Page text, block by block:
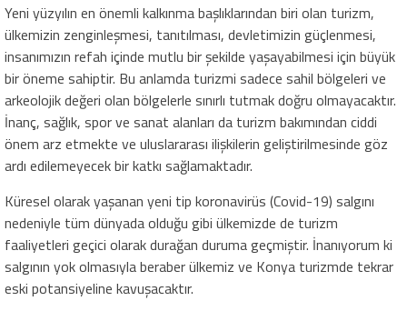
Yeni yüzyılın en önemli kalkınma başlıklarından biri olan turizm,
ülkemizin zenginleşmesi, tanıtılması, devletimizin güçlenmesi,
insanımızın refah içinde mutlu bir şekilde yaşayabilmesi için büyük
bir öneme sahiptir. Bu anlamda turizmi sadece sahil bölgeleri ve
arkeolojik değeri olan bölgelerle sınırlı tutmak doğru olmayacaktır.
İnanç, sağlık, spor ve sanat alanları da turizm bakımından ciddi
önem arz etmekte ve uluslararası ilişkilerin geliştirilmesinde göz
ardı edilemeyecek bir katkı sağlamaktadır.
Küresel olarak yaşanan yeni tip koronavirüs (Covid-19) salgını
nedeniyle tüm dünyada olduğu gibi ülkemizde de turizm
faaliyetleri geçici olarak durağan duruma geçmiştir. İnanıyorum ki
salgının yok olmasıyla beraber ülkemiz ve Konya turizmde tekrar
eski potansiyeline kavuşacaktır.